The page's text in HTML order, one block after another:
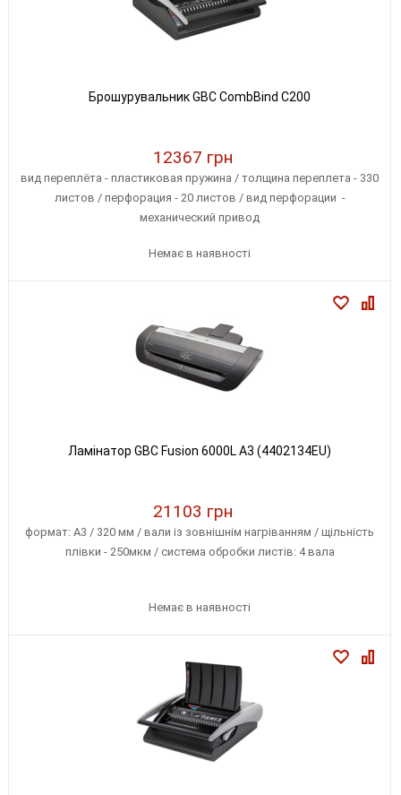
Брошурувальник GBC CombBind C200
12367 грн
вид переплёта - пластиковая пружина / толщина переплета - 330
листов / перфорация - 20 листов / вид перфорации -
механический привод
Немає в наявності
Ламінатор GBC Fusion 6000L A3 (4402134EU)
21103 грн
формат: A3 / 320 мм / вали із зовнішнім нагріванням / щільність
плівки - 250мкм / система обробки листів: 4 вала
Немає в наявності